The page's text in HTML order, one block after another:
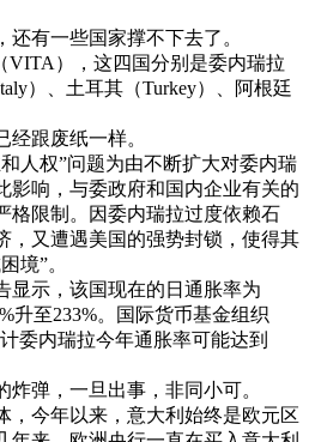
有一些国家撑不下去了。
VITA），这四国分别是委内瑞拉
）、土耳其（Turkey）、阿根廷
跟废纸一样。
人权”问题为由不断扩大对委内瑞
影响，与委政府和国内企业有关的
格限制。因委内瑞拉过度依赖石
，又遭遇美国的强势封锁，使得其
境”。
显示，该国现在的日通胀率为
升至233%。国际货币基金组织
委内瑞拉今年通胀率可能达到
弹，一旦出事，非同小可。
，今年以来，意大利始终是欧元区